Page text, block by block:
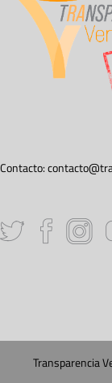
Contacto:
Transparencia